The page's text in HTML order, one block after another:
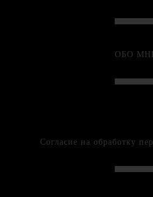
ОБО
Согласие на обработку